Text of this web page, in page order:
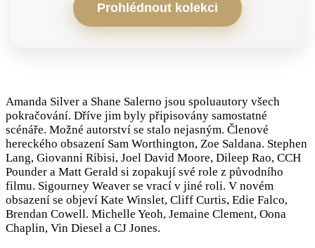
Prohlédnout kolekci
Amanda Silver a Shane Salerno jsou spoluautory všech
pokračování. Dříve jim byly připisovány samostatné
scénáře. Možné autorství se stalo nejasným. Členové
hereckého obsazení Sam Worthington, Zoe Saldana. Stephen
Lang, Giovanni Ribisi, Joel David Moore, Dileep Rao, CCH
Pounder a Matt Gerald si zopakují své role z původního
filmu. Sigourney Weaver se vrací v jiné roli. V novém
obsazení se objeví Kate Winslet, Cliff Curtis, Edie Falco,
Brendan Cowell. Michelle Yeoh, Jemaine Clement, Oona
Chaplin, Vin Diesel a CJ Jones.